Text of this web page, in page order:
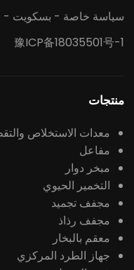
سياسة خاصة - بسكويت -
豫ICP备18035501号-1
منتجات
معدات الاستخلاص
مفاعل
مبخر دوار
التخمير الحيوي
مجفف تجميد
مجفف رذاذ
معقم بالبخار
جهاز الطرد المركزي